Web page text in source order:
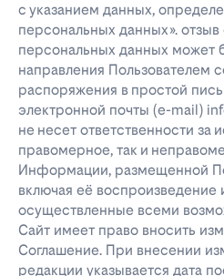
с указанием данных,
персональных данных». отзыв
персональных данных может
направления Пользователем
распоряжения в простой
электронной почты (e-mail)
не несет ответственности за
правомерное, так и
Информации, размещенной
включая её воспроизведение
осуществленные всеми
Сайт имеет право вносить
Соглашение. При внесении
редакции указывается дата